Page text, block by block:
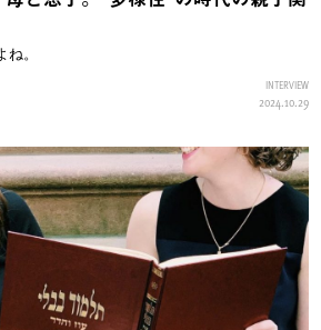
。
INTERVIEW
2024.10.29